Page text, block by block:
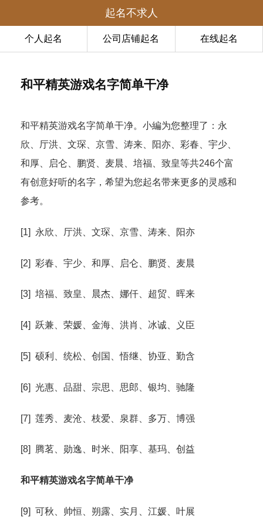
起名不求人
个人起名 公司店铺起名 在线起名
和平精英游戏名字简单干净
和平精英游戏名字简单干净。小編为您整理了：永
欣、厅洪、文琛、京雪、涛来、阳亦、彩春、宇少、
和厚、启仑、鹏贤、麦晨、培福、致皇等共246个富
有创意好听的名字，希望为您起名带来更多的灵感和
参考。
[1] 永欣、厅洪、文琛、京雪、涛来、阳亦
[2] 彩春、宇少、和厚、启仑、鹏贤、麦晨
[3] 培福、致皇、晨杰、娜仟、超贸、晖来
[4] 跃兼、荣媛、金海、洪肖、冰诚、义臣
[5] 硕利、统松、创国、悟继、协亚、勤含
[6] 光惠、品甜、宗思、思郎、银均、驰隆
[7] 莲秀、麦沧、枝爱、泉群、多万、博强
[8] 腾茗、勋逸、时米、阳享、基玛、创益
和平精英游戏名字简单干净
[9] 可秋、帅恒、朔露、实月、江媛、叶展